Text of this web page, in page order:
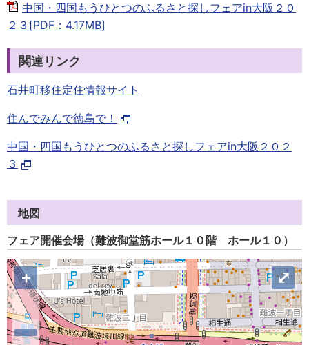
中国・四国もうひとつのふるさと探しフェアin大阪２０
２３[PDF：4.17MB]
関連リンク
石井町移住定住情報サイト
住んでみんで徳島で！
中国・四国もうひとつのふるさと探しフェアin大阪２０２
３
地図
フェア開催会場（難波御堂筋ホール１０階 ホール１０）
+ ⤢